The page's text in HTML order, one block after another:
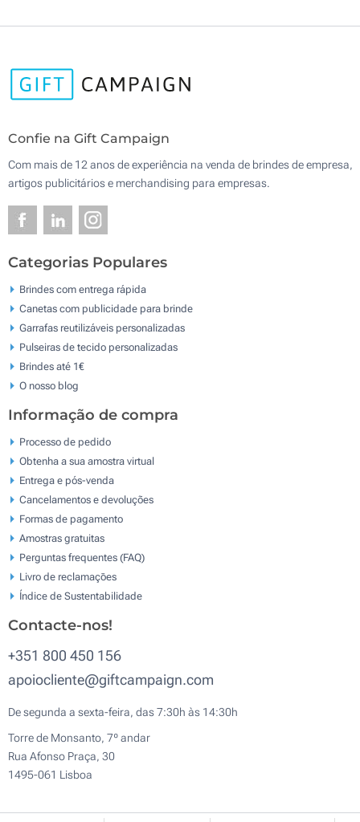
Confie na Gift Campaign
Com mais de 12 anos de experiência na venda de brindes de empresa,
artigos publicitários e merchandising para empresas.
Categorias Populares
Brindes com entrega rápida
Canetas com publicidade para brinde
Garrafas reutilizáveis personalizadas
Pulseiras de tecido personalizadas
Brindes até 1€
O nosso blog
Informação de compra
Processo de pedido
Obtenha a sua amostra virtual
Entrega e pós-venda
Cancelamentos e devoluções
Formas de pagamento
Amostras gratuitas
Perguntas frequentes (FAQ)
Livro de reclamaçōes
Índice de Sustentabilidade
Contacte-nos!
+351 800 450 156
apoiocliente@giftcampaign.com
De segunda a sexta-feira, das 7:30h às 14:30h
Torre de Monsanto, 7º andar
Rua Afonso Praça, 30
1495-061 Lisboa